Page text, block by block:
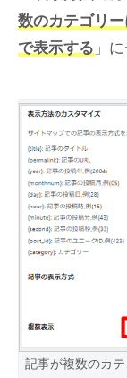
数のカテゴリ
で表示する 」
記事が複数のカ